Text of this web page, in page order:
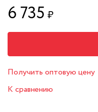
6 735 ₽
Получить оптовую цену
К сравнению